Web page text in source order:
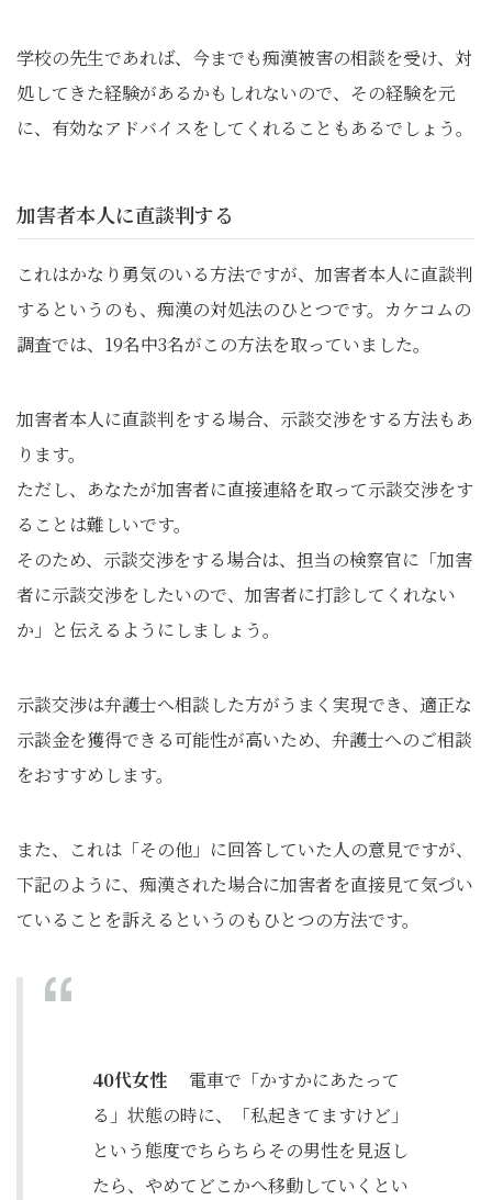
学校の先生であれば、今までも痴漢被害の相談を受け、対
処してきた経験があるかもしれないので、その経験を元
に、有効なアドバイスをしてくれることもあるでしょう。
加害者本人に直談判する
これはかなり勇気のいる方法ですが、加害者本人に直談判
するというのも、痴漢の対処法のひとつです。カケコムの
調査では、19名中3名がこの方法を取っていました。
加害者本人に直談判をする場合、示談交渉をする方法もあ
ります。
ただし、あなたが加害者に直接連絡を取って示談交渉をす
ることは難しいです。
そのため、示談交渉をする場合は、担当の検察官に「加害
者に示談交渉をしたいので、加害者に打診してくれない
か」と伝えるようにしましょう。
示談交渉は弁護士へ相談した方がうまく実現でき、適正な
示談金を獲得できる可能性が高いため、弁護士へのご相談
をおすすめします。
また、これは「その他」に回答していた人の意見ですが、
下記のように、痴漢された場合に加害者を直接見て気づい
ていることを訴えるというのもひとつの方法です。
40代女性 電車で「かすかにあたって
る」状態の時に、「私起きてますけど」
という態度でちらちらその男性を見返し
たら、やめてどこかへ移動していくとい